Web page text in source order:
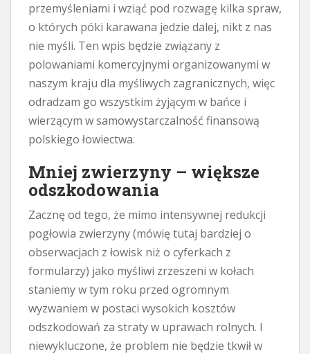
przemyśleniami i wziąć pod rozwagę kilka spraw,
o których póki karawana jedzie dalej, nikt z nas
nie myśli. Ten wpis będzie związany z
polowaniami komercyjnymi organizowanymi w
naszym kraju dla myśliwych zagranicznych, więc
odradzam go wszystkim żyjącym w bańce i
wierzącym w samowystarczalność finansową
polskiego łowiectwa.
Mniej zwierzyny – większe
odszkodowania
Zacznę od tego, że mimo intensywnej redukcji
pogłowia zwierzyny (mówię tutaj bardziej o
obserwacjach z łowisk niż o cyferkach z
formularzy) jako myśliwi zrzeszeni w kołach
staniemy w tym roku przed ogromnym
wyzwaniem w postaci wysokich kosztów
odszkodowań za straty w uprawach rolnych. I
niewykluczone, że problem nie będzie tkwił w